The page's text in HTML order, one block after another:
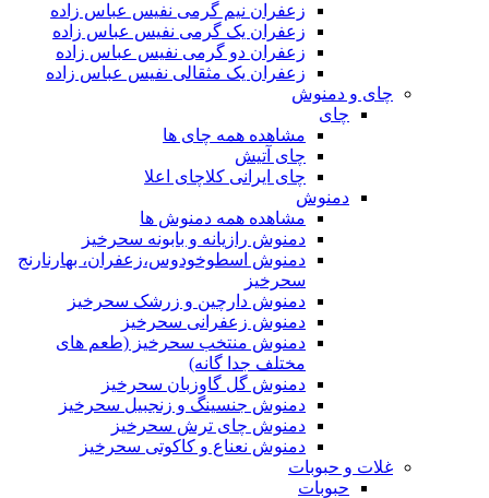
زعفران نیم گرمی نفیس عباس زاده
زعفران یک گرمی نفیس عباس زاده
زعفران دو گرمی نفیس عباس زاده
زعفران یک مثقالی نفیس عباس زاده
چای و دمنوش
چای
مشاهده همه چای ها
چای آتیش
چای ایرانی کلاچای اعلا
دمنوش
مشاهده همه دمنوش ها
دمنوش رازیانه و بابونه سحرخیز
دمنوش اسطوخودوس،زعفران، بهارنارنج
سحرخیز
دمنوش دارچین و زرشک سحرخیز
دمنوش زعفرانی سحرخیز
دمنوش منتخب سحرخیز (طعم های
مختلف جدا گانه)
دمنوش گل گاوزبان سحرخیز
دمنوش جنسینگ و زنجبیل سحرخیز
دمنوش چای ترش سحرخیز
دمنوش نعناع و کاکوتی سحرخیز
غلات و حبوبات
حبوبات